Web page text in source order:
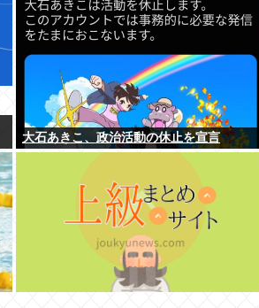
大石あきこ、政治活動の休止を宣言